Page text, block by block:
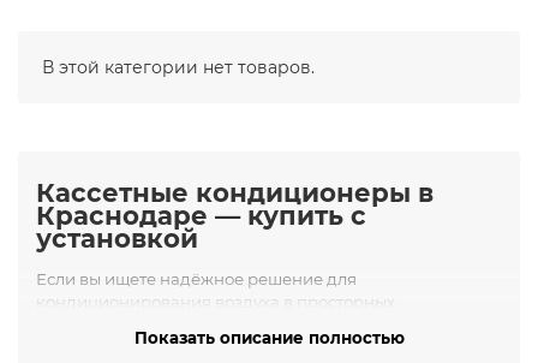
В этой категории нет товаров.
Кассетные кондиционеры в
Краснодаре — купить с
установкой
Если вы ищете надёжное решение для
кондиционирования воздуха в просторных
кондиционер в Краснодаречерез интернет-магазин
Показать описание полностью